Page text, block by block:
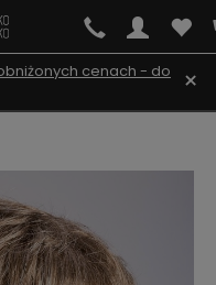
cenach - do
×